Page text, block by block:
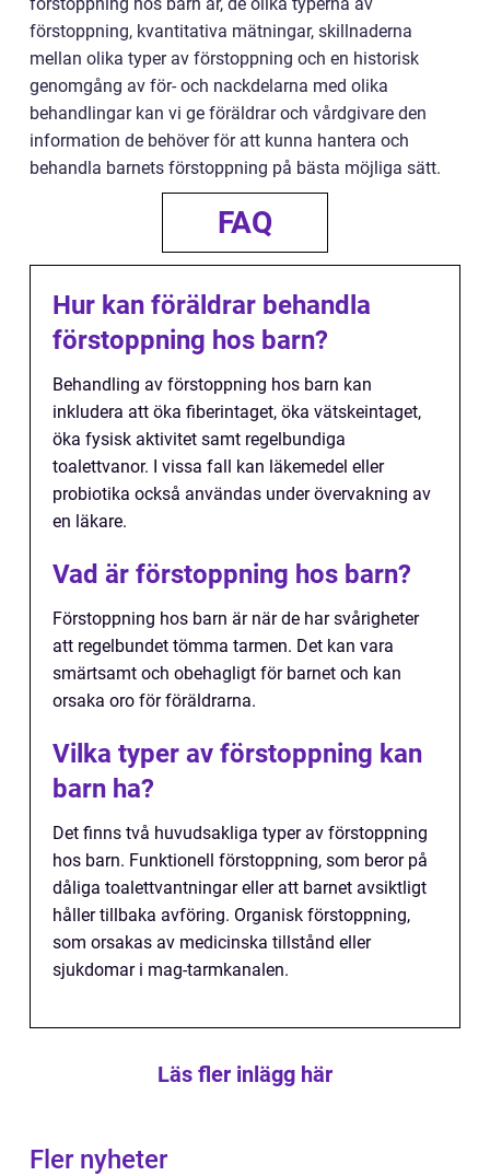
förstoppning, kvantitativa mätningar, skillnaderna
mellan olika typer av förstoppning och en historisk
genomgång av för- och nackdelarna med olika
behandlingar kan vi ge föräldrar och vårdgivare den
information de behöver för att kunna hantera och
behandla barnets förstoppning på bästa möjliga sätt.
FAQ
Hur kan föräldrar behandla
förstoppning hos barn?
Behandling av förstoppning hos barn kan
inkludera att öka fiberintaget, öka vätskeintaget,
öka fysisk aktivitet samt regelbundiga
toalettvanor. I vissa fall kan läkemedel eller
probiotika också användas under övervakning av
en läkare.
Vad är förstoppning hos barn?
Förstoppning hos barn är när de har svårigheter
att regelbundet tömma tarmen. Det kan vara
smärtsamt och obehagligt för barnet och kan
orsaka oro för föräldrarna.
Vilka typer av förstoppning kan
barn ha?
Det finns två huvudsakliga typer av förstoppning
hos barn. Funktionell förstoppning, som beror på
dåliga toalettvantningar eller att barnet avsiktligt
håller tillbaka avföring. Organisk förstoppning,
som orsakas av medicinska tillstånd eller
sjukdomar i mag-tarmkanalen.
Läs fler inlägg här
Fler nyheter